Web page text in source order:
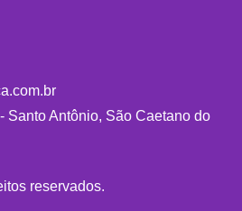
Santo Antônio, São Caetano do
reservados.